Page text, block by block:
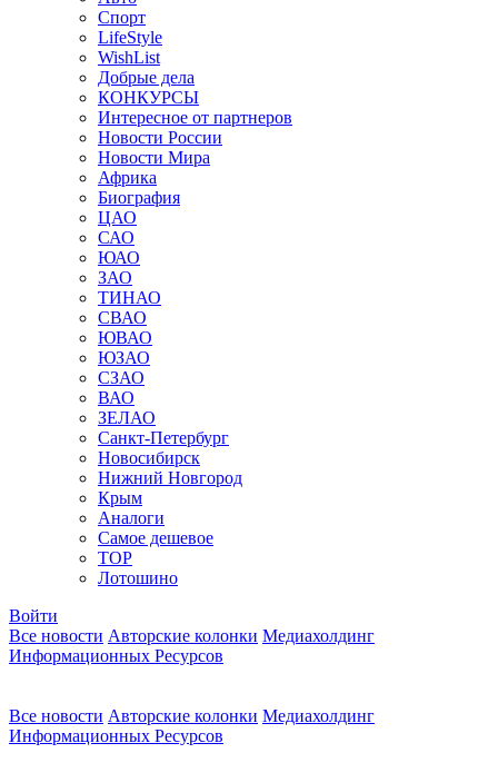
Спорт
LifeStyle
WishList
Добрые дела
КОНКУРСЫ
Интересное от партнеров
Новости России
Новости Мира
Африка
Биография
ЦАО
САО
ЮАО
ЗАО
ТИНАО
СВАО
ЮВАО
ЮЗАО
СЗАО
ВАО
ЗЕЛАО
Санкт-Петербург
Новосибирск
Нижний Новгород
Крым
Аналоги
Самое дешевое
TOP
Лотошино
Войти
Все новости Авторские колонки Медиахолдинг
Информационных Ресурсов
Все новости Авторские колонки Медиахолдинг
Информационных Ресурсов